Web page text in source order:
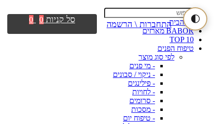
🌓דף הבית
BABOR מארזים
TOP 10
טיפוח הפנים
לפי סוג מוצר
- מי פנים
- ניקוי / סבונים
- פילינגים
- לחויות
- סרומים
- מסכות
- טיפוח יום
התחברות \ הרשמה סל קניות 0
0